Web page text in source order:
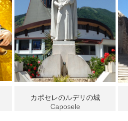
カポセレのルデリの城
Caposele